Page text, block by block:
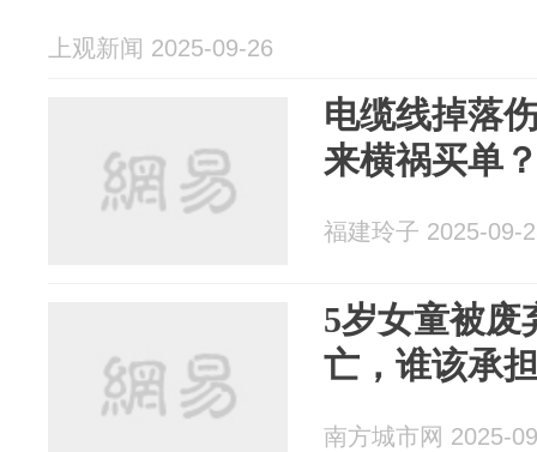
上观新闻 2025-09-26
电缆线掉落
来横祸买单
福建玲子 2025-09-
5岁女童被废
亡，谁该承
南方城市网 2025-